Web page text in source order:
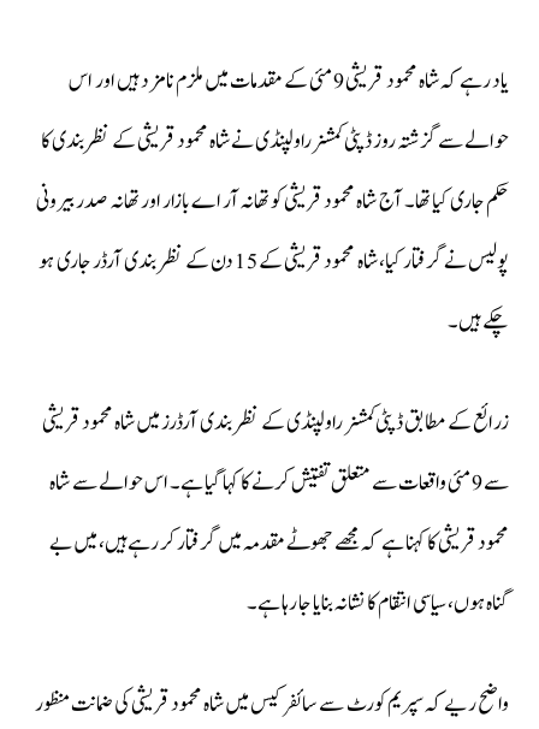
یاد رہے کہ شاہ محمود قریشی 9 مئی کے مقدمات میں ملزم نامزد ہیں اور اس
حوالے سے گزشتہ روز ڈپٹی کمشنر راولپنڈی نے شاہ محمود قریشی کے نظربندی کا
حکم جاری کیا تھا۔ آج شاہ محمود قریشی کو تھانہ آر اے بازار اور تھانہ صدر بیرونی
پولیس نے گرفتار کیا، شاہ محمود قریشی کے 15 دن کے نظر بندی آرڈر جاری ہو
چکے ہیں۔
زرائع کے مطابق ڈپٹی کمشنر راولپنڈی کے نظر بندی آرڈرز میں شاہ محمود قریشی
سے 9 مئی واقعات سے متعلق تفتیش کرنے کا کہا گیا ہے۔ اس حوالے سے شاہ
محمود قریشی کا کہنا ہے کہ مجھے جھوٹے مقدمہ میں گرفتار کر رہےہیں، میں بے
گناہ ہوں، سیاسی انتقام کا نشانہ بنایا جا رہا ہے۔
واضح ریے کہ سپریم کورٹ سے سائفر کیس میں شاہ محمود قریشی کی ضمانت منظور